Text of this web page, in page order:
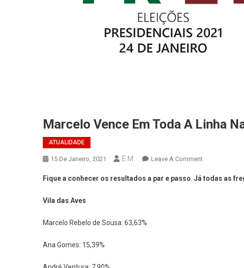
Marcelo Vence Em Toda A Linha
ATUALIDADE
15 De Janeiro, 2021 E.M. Leave A CommentOn
Vence
Fique a conhecer os resultados a par e passo Já todas as
Vila das Aves
Marcelo Rebelo de Sousa: 63,63%
Ana Gomes: 15,39%